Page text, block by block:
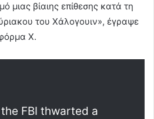
μιας βίαιης επίθεσης κατά τη
του Χάλογουιν», έγραψε
Χ.
FBI thwarted a